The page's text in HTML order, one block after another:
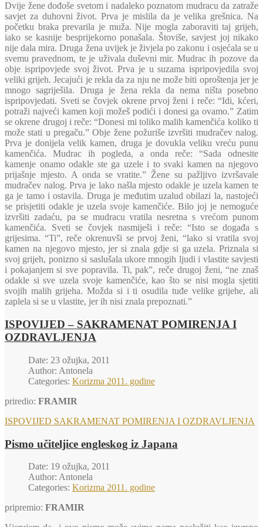
Dvije žene dođoše svetom i nadaleko poznatom mudracu da zatraže
savjet za duhovni život. Prva je mislila da je velika grešnica. Na
početku braka prevarila je muža. Nije mogla zaboraviti taj grijeh,
iako se kasnije besprijekorno ponašala. Štoviše, savjest joj nikako
nije dala mira. Druga žena uvijek je živjela po zakonu i osjećala se u
svemu pravednom, te je uživala duševni mir. Mudrac ih pozove da
obje ispripovjede svoj život. Prva je u suzama ispripovjedila svoj
veliki grijeh. Jecajući je rekla da za nju ne može biti oproštenja jer je
mnogo sagriješila. Druga je žena rekla da nema ništa posebno
ispripovjedati. Sveti se čovjek okrene prvoj ženi i reče: “Idi, kćeri,
potraži najveći kamen koji možeš podići i donesi ga ovamo.” Zatim
se okrene drugoj i reče: “Donesi mi toliko malih kamenčića koliko ti
može stati u pregaču.” Obje žene požuriše izvršiti mudračev nalog.
Prva je donijela velik kamen, druga je dovukla veliku vreću punu
kamenčića. Mudrac ih pogleda, a onda reče: “Sada odnesite
kamenje onamo odakle ste ga uzele i to svaki kamen na njegovo
prijašnje mjesto. A onda se vratite.” Žene su pažljivo izvršavale
mudračev nalog. Prva je lako našla mjesto odakle je uzela kamen te
ga je tamo i ostavila. Druga je međutim uzalud obilazi la, nastojeći
se prisjetiti odakle je uzela svoje kamenčiće. Bilo joj je nemoguće
izvršiti zadaću, pa se mudracu vratila nesretna s vrećom punom
kamenčića. Sveti se čovjek nasmiješi i reče: “Isto se događa s
grijesima. “Ti”, reče okrenuvši se prvoj ženi, “lako si vratila svoj
kamen na njegovo mjesto, jer si znala gdje si ga uzela. Priznala si
svoj grijeh, ponizno si saslušala ukore mnogih ljudi i vlastite savjesti
i pokajanjem si sve popravila. Ti, pak”, reče drugoj ženi, “ne znaš
odakle si sve uzela svoje kamenčiće, kao što se nisi mogla sjetiti
svojih malih grijeha. Možda si i ti osudila tuđe velike grijehe, ali
zaplela si se u vlastite, jer ih nisi znala prepoznati.”
ISPOVIJED – SAKRAMENAT POMIRENJA I
OZDRAVLJENJA
Date: 23 ožujka, 2011
Author: Antonela
Categories: Korizma 2011. godine
priredio: FRAMIR
ISPOVIJED SAKRAMENAT POMIRENJA I OZDRAVLJENJA
Pismo učiteljice engleskog iz Japana
Date: 19 ožujka, 2011
Author: Antonela
Categories: Korizma 2011. godine
pripremio: FRAMIR